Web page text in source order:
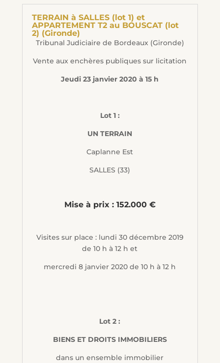
TERRAIN à SALLES (lot 1) et
APPARTEMENT T2 au BOUSCAT (lot
2) (Gironde)
Tribunal Judiciaire de Bordeaux (Gironde)
Vente aux enchères publiques sur licitation
Jeudi 23 janvier 2020 à 15 h
Lot 1 :
UN TERRAIN
Caplanne Est
SALLES (33)
Mise à prix : 152.000 €
Visites sur place : lundi 30 décembre 2019
de 10 h à 12 h et
mercredi 8 janvier 2020 de 10 h à 12 h
Lot 2 :
BIENS ET DROITS IMMOBILIERS
dans un ensemble immobilier